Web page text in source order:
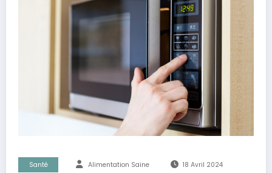
Santé Alimentation Saine 18 Avril 2024